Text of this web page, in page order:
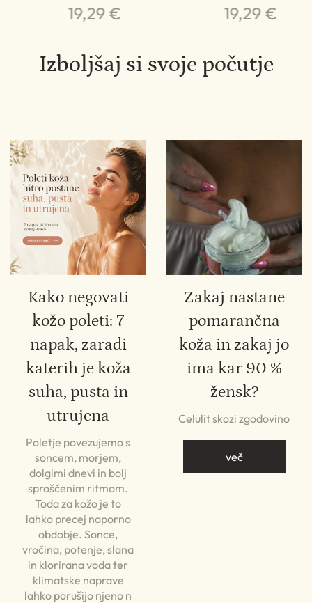
Izboljšaj si svoje počutje
Kako negovati
kožo poleti: 7
napak, zaradi
katerih je koža
suha, pusta in
utrujena
Poletje povezujemo s
soncem, morjem,
dolgimi dnevi in bolj
sproščenim ritmom.
Toda za kožo je to
lahko precej naporno
obdobje. Sonce,
vročina, potenje, slana
in klorirana voda ter
klimatske naprave
lahko porušijo njeno n
Zakaj nastane
pomarančna
koža in zakaj jo
ima kar 90 %
žensk?
Celulit skozi zgodovino
več